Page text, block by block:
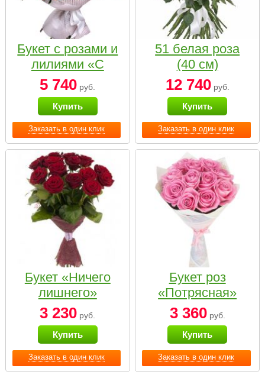
Заказать в один клик
Букет с розами и
лилиями «С
наилучшими
пожеланиями»
5 740 руб.
Купить
Заказать в один клик
51 белая роза
(40 см)
12 740руб.
Купить
Заказать в один клик
Букет «Ничего
лишнего»
3 230 руб.
Купить
Заказать в один клик
Букет роз
«Потрясная»
3 360руб.
Купить